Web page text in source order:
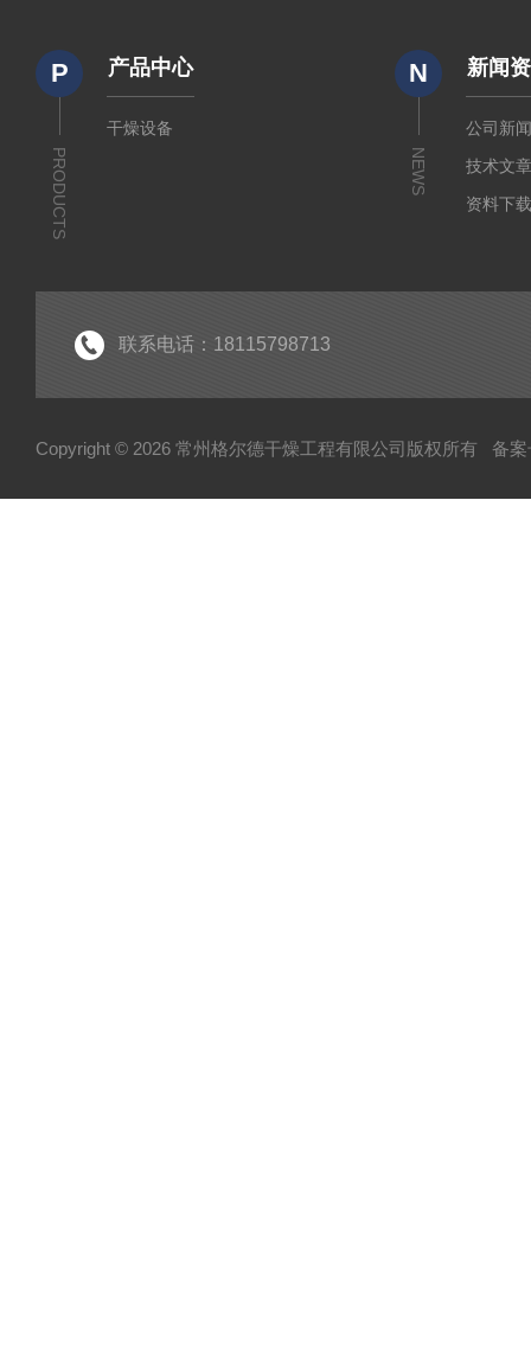
P
PRODUCTS
产品中心
干燥设备
N
NEWS
新闻
公司新
技术文
资料下
联系电话：18115798713
Copyright © 2026 常州格尔德干燥工程有限公司版权所有 备案